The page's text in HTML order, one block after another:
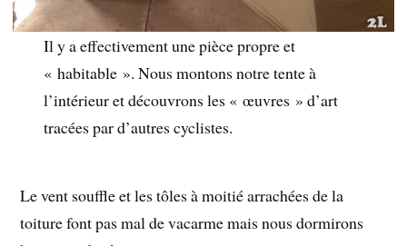
Il y a effectivement une pièce propre et
« habitable ». Nous montons notre tente à
l’intérieur et découvrons les « œuvres » d’art
tracées par d’autres cyclistes.
Le vent souffle et les tôles à moitié arrachées de la
toiture font pas mal de vacarme mais nous dormirons